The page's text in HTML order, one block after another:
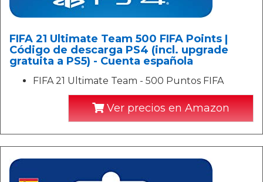
FIFA 21 Ultimate Team 500 FIFA Points |
Código de descarga PS4 (incl. upgrade
gratuita a PS5) - Cuenta española
FIFA 21 Ultimate Team - 500 Puntos FIFA
Ver precios en Amazon